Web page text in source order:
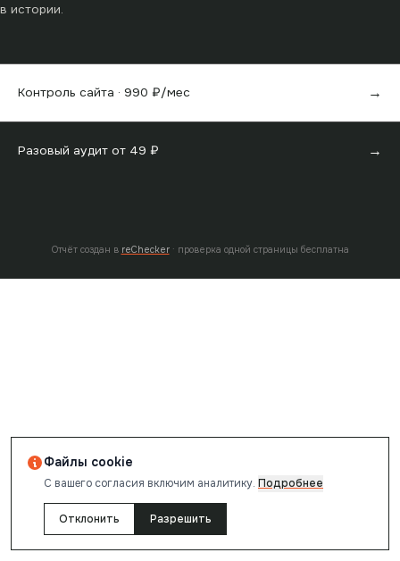
в истории.
Контроль сайта · 990 ₽/мес →
Разовый аудит от 49 ₽ →
Отчёт создан в reChecker· проверка одной страницы бесплатна
Файлы cookie
С вашего согласия включим аналитику. Подробнее
Отклонить Разрешить